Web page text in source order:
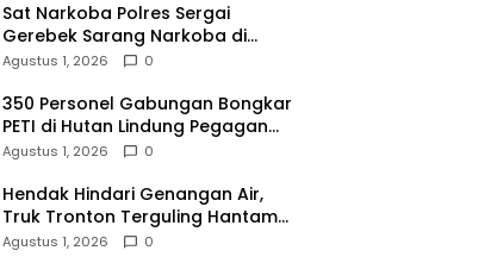
Sat Narkoba Polres Sergai
Gerebek Sarang Narkoba di
Sungai Buaya, Satu Terduga
Agustus 1, 2026 0
350 Personel Gabungan Bongkar
PETI di Hutan Lindung Pegagan
Hilir, 47 Camp dan Puluhan
Agustus 1, 2026 0
Hendak Hindari Genangan Air,
Truk Tronton Terguling Hantam
Pembatas Jalan di Jalinsum
Agustus 1, 2026 0